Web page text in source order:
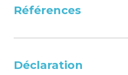
Références
Déclaration